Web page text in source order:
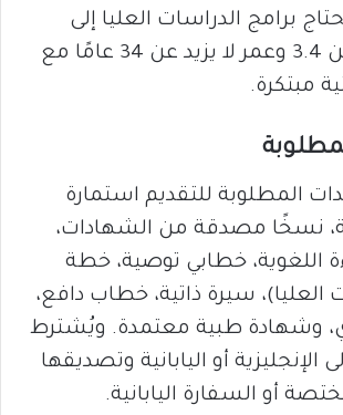
برامج الدراسات العليا إلى
معدل لا يقل عن 3.4 وعمر لا يزيد عن 34 عامًا مع
مبتكرة.
المطلوبة للتقديم استمارة
نسخًا مصدقة من الشهادات،
اللغوية، خطابي توصية، خطة
العليا)، سيرة ذاتية، خطاب دافع،
وشهادة طبية معتمدة. ويُشترط
الإنجليزية أو اليابانية وتصديقها
أو السفارة اليابانية.